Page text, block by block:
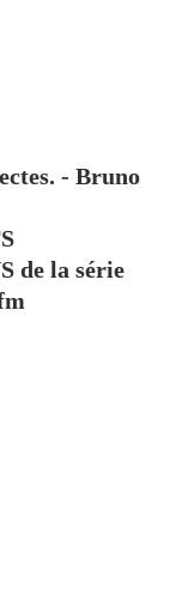
- Bruno
de la série